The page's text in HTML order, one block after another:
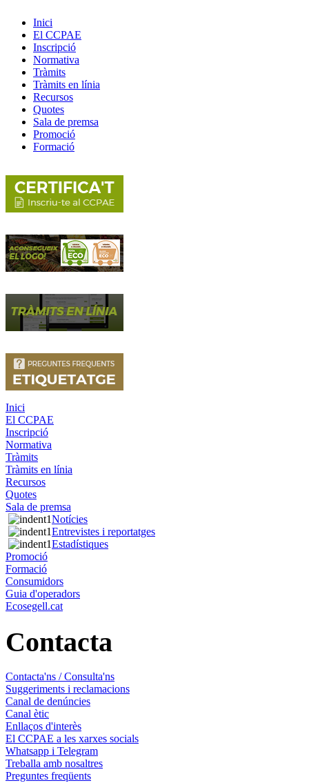
Inici
El CCPAE
Inscripció
Normativa
Tràmits
Tràmits en línia
Recursos
Quotes
Sala de premsa
Promoció
Formació
Inici
El CCPAE
Inscripció
Normativa
Tràmits
Tràmits en línia
Recursos
Quotes
Sala de premsa
Notícies
Entrevistes i reportatges
Estadístiques
Promoció
Formació
Consumidors
Guia d'operadors
Ecosegell.cat
Contacta
Contacta'ns / Consulta'ns
Suggeriments i reclamacions
Canal de denúncies
Canal ètic
Enllaços d'interès
El CCPAE a les xarxes socials
Whatsapp i Telegram
Treballa amb nosaltres
Preguntes freqüents